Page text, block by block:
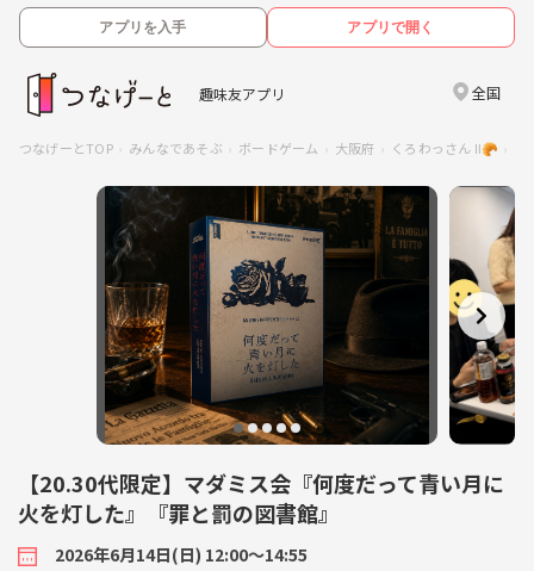
アプリを入手 アプリで開く
趣味友アプリ 全国
つなげーとTOP みんなであそぶ ボードゲーム 大阪府 くろわっさん Ⅱ🥐
【20.30代限定】マダミス会『何度だって青い月に
火を灯した』『罪と罰の図書館』
2026年6月14日(日) 12:00〜14:55